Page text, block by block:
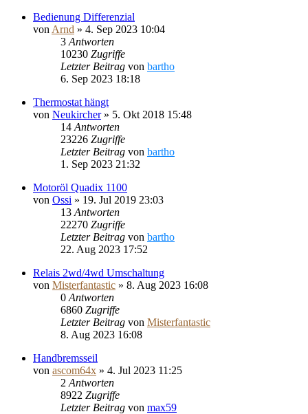
Bedienung Differenzial
von Arnd » 4. Sep 2023 10:04
3 Antworten
10230 Zugriffe
Letzter Beitrag von bartho
6. Sep 2023 18:18
Thermostat hängt
von Neukircher» 5. Okt 2018 15:48
14 Antworten
23226 Zugriffe
Letzter Beitrag von bartho
1. Sep 2023 21:32
Motoröl Quadix 1100
von Ossi » 19. Jul 2019 23:03
13 Antworten
22270 Zugriffe
Letzter Beitrag von bartho
22. Aug 2023 17:52
Relais 2wd/4wd Umschaltung
von Misterfantastic » 8. Aug 2023 16:08
0 Antworten
6860 Zugriffe
Letzter Beitrag von Misterfantastic
8. Aug 2023 16:08
Handbremsseil
von ascom64x » 4. Jul 2023 11:25
2 Antworten
8922 Zugriffe
Letzter Beitrag von max59